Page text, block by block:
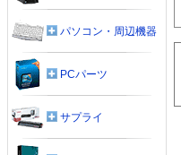
パソコン・周辺機器
PCパーツ
サプライ